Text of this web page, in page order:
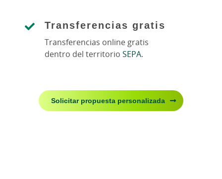
Transferencias gratis
Transferencias online gratis
dentro del territorio SEPA.
Solicitar propuesta personalizada